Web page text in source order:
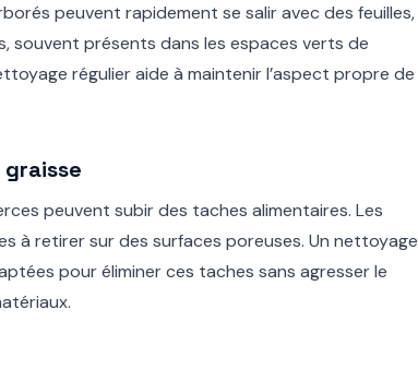
peuvent rapidement se salir avec des feuilles,
souvent présents dans les espaces verts de
régulier aide à maintenir l’aspect propre de
peuvent subir des taches alimentaires. Les
à retirer sur des surfaces poreuses. Un nettoyage
pour éliminer ces taches sans agresser le